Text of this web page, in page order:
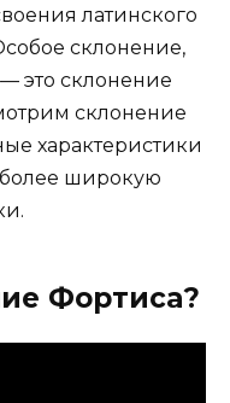
латинского
склонение,
это склонение
склонение
характеристики
более широкую
Фортиса?